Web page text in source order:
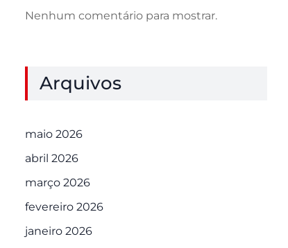
Nenhum comentário para mostrar.
Arquivos
maio 2026
abril 2026
março 2026
fevereiro 2026
janeiro 2026